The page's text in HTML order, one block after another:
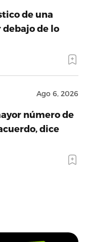
de una
de lo
Ago 6, 2026
número de
dice